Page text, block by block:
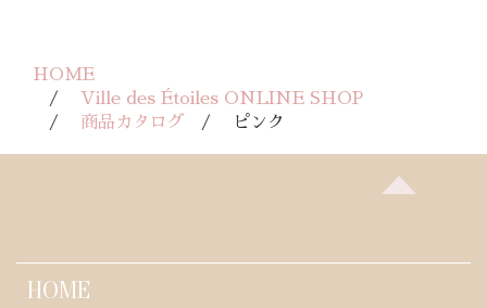
HOME
Ville des Étoiles ONLINE SHOP
商品カタログ
ピンク
HOME